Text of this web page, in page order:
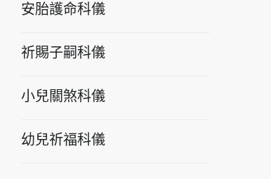
安胎護命科儀
祈賜子嗣科儀
小兒關煞科儀
幼兒祈福科儀